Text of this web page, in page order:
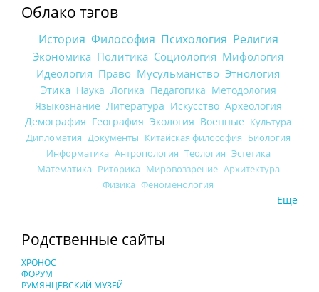
Облако тэгов
История Философия Психология Религия
Экономика Политика Социология Мифология
Идеология Право Мусульманство Этнология
Этика Наука Логика Педагогика Методология
Языкознание Литература Искусство Археология
Демография География Экология Военные Культура
Дипломатия Документы Китайская философия Биология
Информатика Антропология Теология Эстетика
Математика Риторика Мировоззрение Архитектура
Физика Феноменология
Еще
Родственные сайты
ХРОНОС
ФОРУМ
РУМЯНЦЕВСКИЙ МУЗЕЙ